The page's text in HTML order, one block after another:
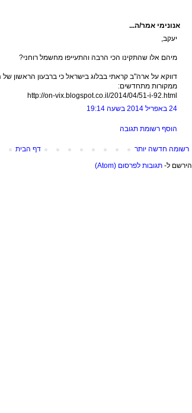
אנונימי אמר/ה...
יעקב,
מיהם אלו שהתקינו הכי הרבה והתעייפו מחשמל רוחני?
ממקורות מתחדשים:
http://on-vix.blogspot.co.il/2014/04/51-i-92.html
24 באפריל 2014 בשעה 19:14
הוסף רשומת תגובה
רשומה חדשה יותר
דף הבית
הירשם ל- תגובות לפרסום (Atom)